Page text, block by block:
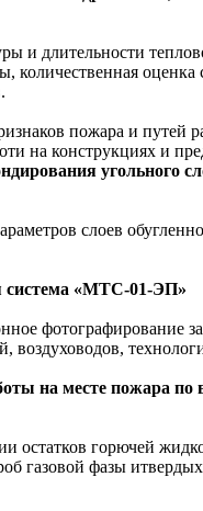
и длительности
количественная оценка
пожара и путей
на конструкциях и
угольного
слоев
система «МТС-01-ЭП»
фотографирование
воздуховодов,
на месте пожара по
остатков горючей
газовой фазы